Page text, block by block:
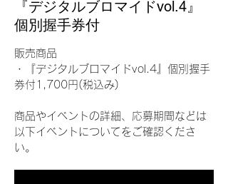
『デジタルブロマイドvol.4』
個別握手券付
販売商品
・『デジタルブロマイドvol.4』個別握手
券付1,700円(税込み)
商品やイベントの詳細、応募期間などは
以下イベントについてをご確認くださ
い。